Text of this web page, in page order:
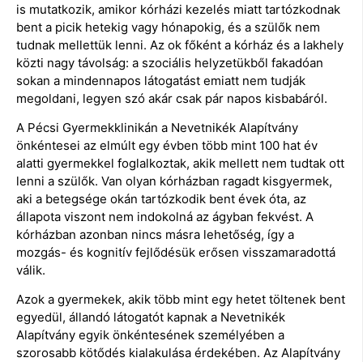
is mutatkozik, amikor kórházi kezelés miatt tartózkodnak
bent a picik hetekig vagy hónapokig, és a szülők nem
tudnak mellettük lenni. Az ok főként a kórház és a lakhely
közti nagy távolság: a szociális helyzetükből fakadóan
sokan a mindennapos látogatást emiatt nem tudják
megoldani, legyen szó akár csak pár napos kisbabáról.
A Pécsi Gyermekklinikán a Nevetnikék Alapítvány
önkéntesei az elmúlt egy évben több mint 100 hat év
alatti gyermekkel foglalkoztak, akik mellett nem tudtak ott
lenni a szülők. Van olyan kórházban ragadt kisgyermek,
aki a betegsége okán tartózkodik bent évek óta, az
állapota viszont nem indokolná az ágyban fekvést. A
kórházban azonban nincs másra lehetőség, így a
mozgás- és kognitív fejlődésük erősen visszamaradottá
válik.
Azok a gyermekek, akik több mint egy hetet töltenek bent
egyedül, állandó látogatót kapnak a Nevetnikék
Alapítvány egyik önkéntesének személyében a
szorosabb kötődés kialakulása érdekében. Az Alapítvány